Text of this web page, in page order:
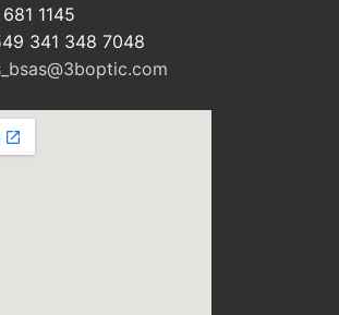
1145
341 348 7048